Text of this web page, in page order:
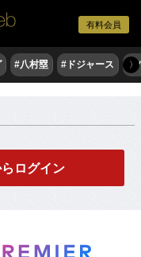
有料会員
#八村塁 #ドジャース #
〉
ログイン